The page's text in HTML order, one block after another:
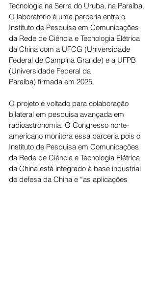
Tecnologia na Serra do Uruba, na Paraíba.
O laboratório é uma parceria entre o
Instituto de Pesquisa em Comunicações
da Rede de Ciência e Tecnologia Elétrica
da China com a UFCG (Universidade
Federal de Campina Grande) e a UFPB
(Universidade Federal da
Paraíba) firmada em 2025.
O projeto é voltado para colaboração
bilateral em pesquisa avançada em
radioastronomia. O Congresso norte-
americano monitora essa parceria pois o
Instituto de Pesquisa em Comunicações
da Rede de Ciência e Tecnologia Elétrica
da China está integrado à base industrial
de defesa da China e “as aplicações